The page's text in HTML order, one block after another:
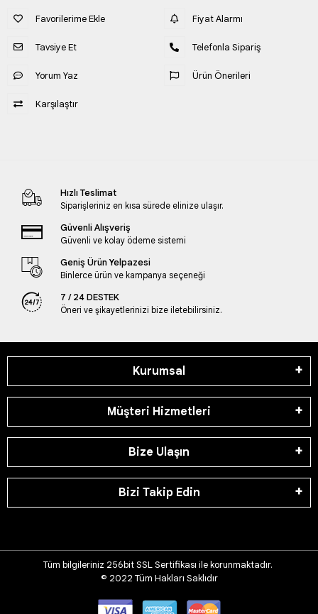
Favorilerime Ekle
Tavsiye Et
Yorum Yaz
Karşılaştır
Fiyat Alarmı
Telefonla Sipariş
Ürün Önerileri
Hızlı Teslimat
Siparişleriniz en kısa sürede elinize ulaşır.
Güvenli Alışveriş
Güvenli ve kolay ödeme sistemi
Geniş Ürün Yelpazesi
Binlerce ürün ve kampanya seçeneği
7 / 24 DESTEK
Öneri ve şikayetlerinizi bize iletebilirsiniz.
Kurumsal
Müşteri Hizmetleri
Bize Ulaşın
Bizi Takip Edin
Tüm bilgileriniz 256bit SSL Sertifikası ile korunmaktadır.
© 2022 Tüm Hakları Saklıdır